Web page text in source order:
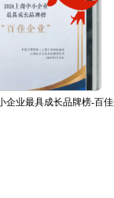
企业最具成长品牌榜-百